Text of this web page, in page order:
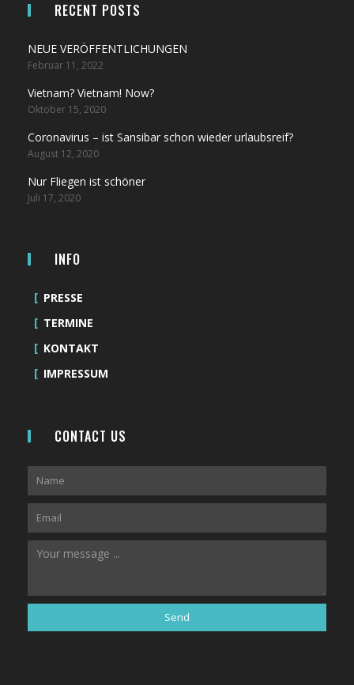
RECENT POSTS
NEUE VERÖFFENTLICHUNGEN
Februar 11, 2022
Vietnam? Vietnam! Now?
Oktober 15, 2020
Coronavirus – ist Sansibar schon wieder urlaubsreif?
August 12, 2020
Nur Fliegen ist schöner
Juli 17, 2020
INFO
PRESSE
TERMINE
KONTAKT
IMPRESSUM
CONTACT US